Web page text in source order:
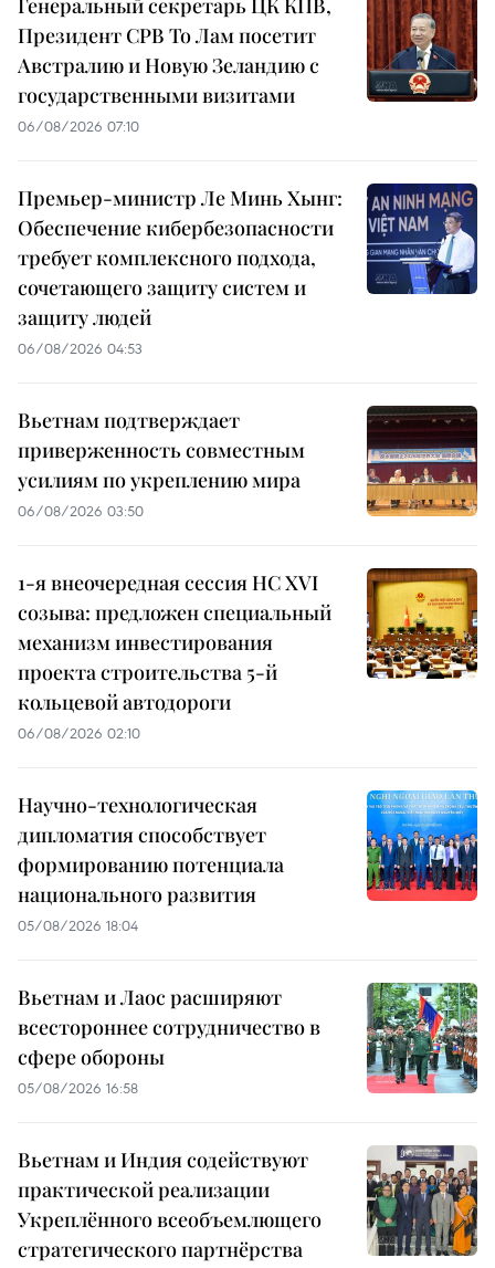
Президент СРВ То Лам посетит
Австралию и Новую Зеландию с
государственными визитами
06/08/2026 07:10
Премьер-министр Ле Минь Хынг:
Обеспечение кибербезопасности
требует комплексного подхода,
сочетающего защиту систем и
защиту людей
06/08/2026 04:53
Вьетнам подтверждает
приверженность совместным
усилиям по укреплению мира
06/08/2026 03:50
1-я внеочередная сессия НС XVI
созыва: предложен специальный
механизм инвестирования
проекта строительства 5-й
кольцевой автодороги
06/08/2026 02:10
Научно-технологическая
дипломатия способствует
формированию потенциала
национального развития
05/08/2026 18:04
Вьетнам и Лаос расширяют
всестороннее сотрудничество в
сфере обороны
05/08/2026 16:58
Вьетнам и Индия содействуют
практической реализации
Укреплённого всеобъемлющего
стратегического партнёрства